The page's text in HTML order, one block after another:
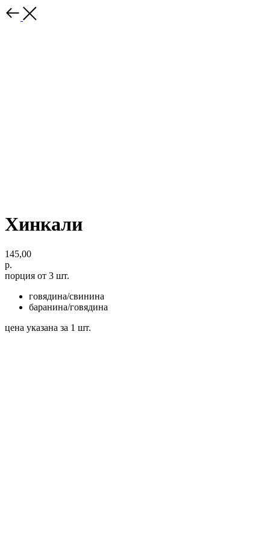
Хинкали
145,00
р.
порция от 3 шт.
говядина/свинина
баранина/говядина
цена указана за 1 шт.